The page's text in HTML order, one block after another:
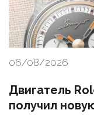
06/08/2026
Двигатель
получил